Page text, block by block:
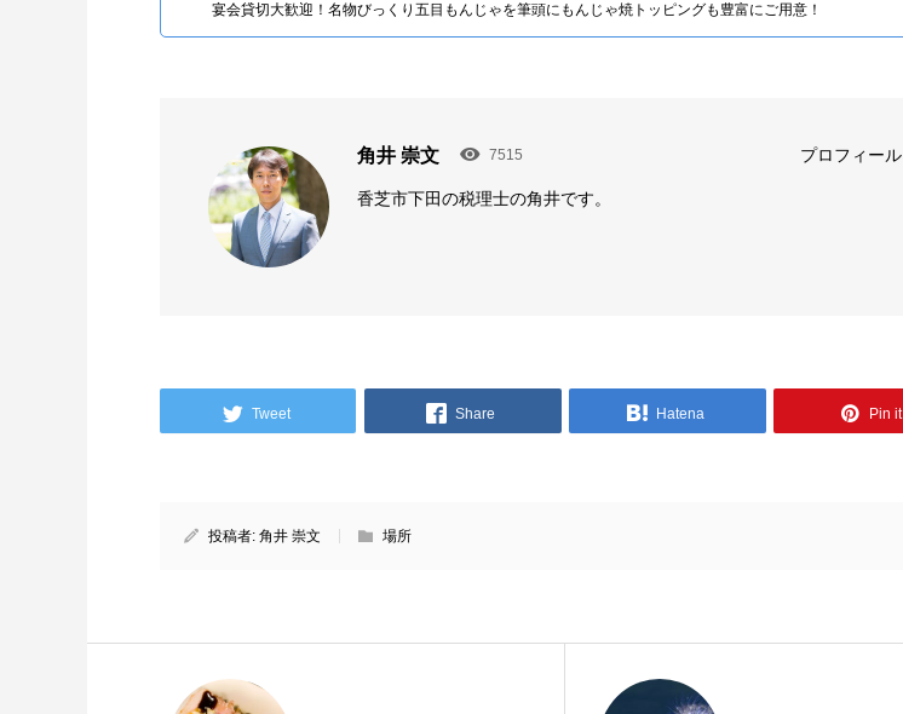
宴会貸切大歓迎！名物びっくり五目もんじゃを筆頭にもんじゃ焼トッピングも豊富にご用意！
角井 崇文 7515 プロフィール
香芝市下田の税理士の角井です。
Tweet Share Hatena Pin it
投稿者: 角井 崇文 場所